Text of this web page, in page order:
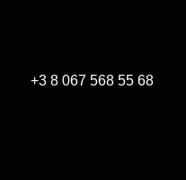
+3 8 067 568 55 68